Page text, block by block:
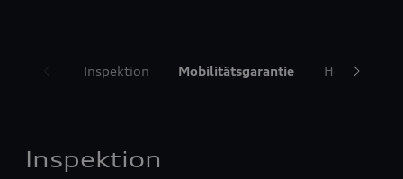
Inspektion Mobilitätsgarantie Hol- und
Inspektion